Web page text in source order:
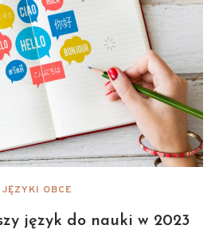
JĘZYKI OBCE
język do nauki w 2023